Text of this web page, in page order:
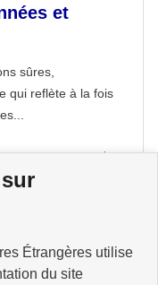
Étrangères utilise
du site
et
sûres,
qui reflète à la fois